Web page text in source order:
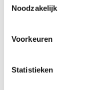
Noodzakelijk
Voorkeuren
Statistieken
personen. Vanuit
overledene. Er is
afloop een